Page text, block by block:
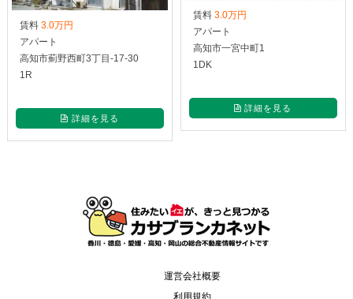
賃料3.0万円
アパート
高知市薊野西町3丁目-17-30
1R
詳細を見る
賃料 3.0万円
アパート
高知市一宮中町1
1DK
詳細を見る
運営会社概要
利用規約